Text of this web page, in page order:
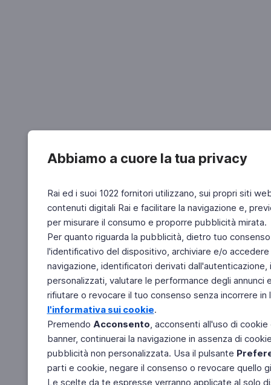
Abbiamo a cuore la tua privacy
Rai ed i suoi 1022 fornitori utilizzano, sui propri siti
contenuti digitali Rai e facilitare la navigazione e,
per misurare il consumo e proporre pubblicità mirata.
Per quanto riguarda la pubblicità, dietro tuo
l'identificativo del dispositivo, archiviare e/o
navigazione, identificatori derivati
personalizzati, valutare le performance degli
rifiutare o revocare il tuo consenso senza incorrere
l'informativa sui cookie.
Premendo Acconsento, acconsenti all'uso di
banner, continuerai la navigazione in assenza di
pubblicità non personalizzata. Usa il pulsante
parti e cookie, negare il consenso o revocare quello
Le scelte da te espresse verranno applicate al solo